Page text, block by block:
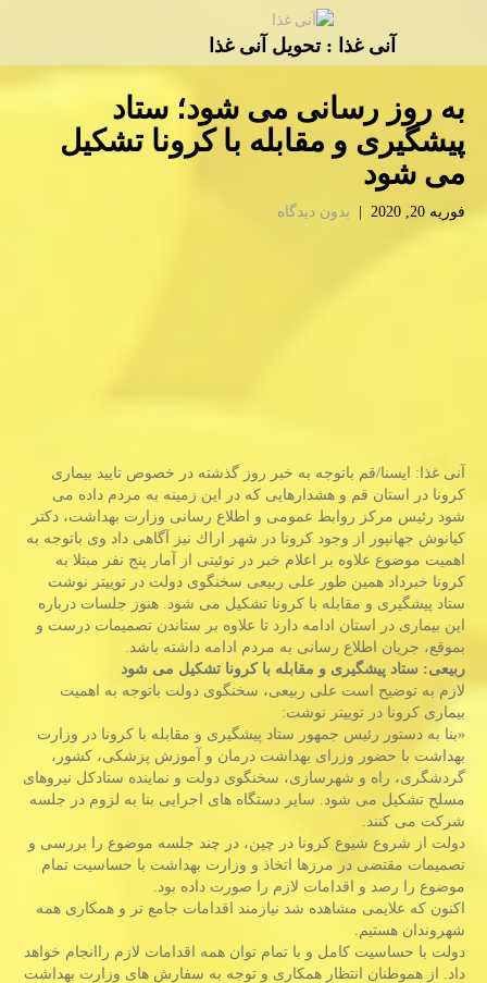
آنی غذا : تحویل آنی غذا
به روز رسانی می شود؛ ستاد
پیشگیری و مقابله با كرونا تشكیل
می شود
فوریه 20, 2020 | بدون دیدگاه
آنی غذا: ایسنا/قم باتوجه به خبر روز گذشته در خصوص تایید بیماری
كرونا در استان قم و هشدارهایی كه در این زمینه به مردم داده می
شود رئیس مركز روابط عمومی و اطلاع رسانی وزارت بهداشت، دكتر
كیانوش جهانپور از وجود كرونا در شهر اراك نیز آگاهی داد وی باتوجه به
اهمیت موضوع علاوه بر اعلام خبر در توئیتی از آمار پنج نفر مبتلا به
كرونا خبرداد همین طور علی ربیعی سخنگوی دولت در توییتر نوشت
ستاد پیشگیری و مقابله با كرونا تشكیل می شود. هنوز جلسات درباره
این بیماری در استان ادامه دارد تا علاوه بر ستاندن تصمیمات درست و
بموقع، جریان اطلاع رسانی به مردم ادامه داشته باشد.
ربیعی: ستاد پیشگیری و مقابله با كرونا تشكیل می شود
لازم به توضیح است علی ربیعی، سخنگوی دولت باتوجه به اهمیت
بیماری كرونا در توییتر نوشت:
«بنا به دستور رئیس جمهور ستاد پیشگیری و مقابله با كرونا در وزارت
بهداشت با حضور وزرای بهداشت درمان و آموزش پزشكی، كشور،
گردشگری، راه و شهرسازی، سخنگوی دولت و نماینده ستادكل نیروهای
مسلح تشكیل می شود. سایر دستگاه های اجرایی بنا به لزوم در جلسه
شركت می كنند.
دولت از شروع شیوع كرونا در چین، در چند جلسه موضوع را بررسی و
تصمیمات مقتضی در مرزها اتخاذ و وزارت بهداشت با حساسیت تمام
موضوع را رصد و اقدامات لازم را صورت داده بود.
اكنون كه علایمی مشاهده شد نیازمند اقدامات جامع تر و همكاری همه
شهروندان هستیم.
دولت با حساسیت كامل و با تمام توان همه اقدامات لازم راانجام خواهد
داد. از هموطنان انتظار همكاری و توجه به سفارش های وزارت بهداشت